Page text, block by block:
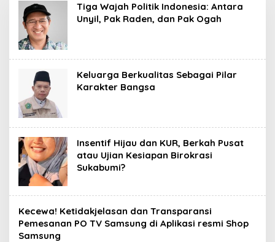
Tiga Wajah Politik Indonesia: Antara
Unyil, Pak Raden, dan Pak Ogah
Keluarga Berkualitas Sebagai Pilar
Karakter Bangsa
Insentif Hijau dan KUR, Berkah Pusat
atau Ujian Kesiapan Birokrasi
Sukabumi?
Kecewa! Ketidakjelasan dan Transparansi
Pemesanan PO TV Samsung di Aplikasi resmi Shop
Samsung